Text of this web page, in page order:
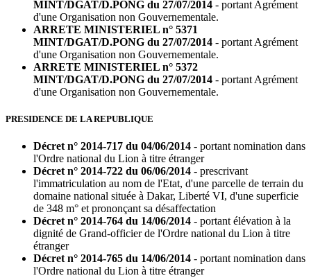
MINT/DGAT/D.PONG du 27/07/2014 - portant Agrément
d'une Organisation non Gouvernementale.
ARRETE MINISTERIEL n° 5371
MINT/DGAT/D.PONG du 27/07/2014 - portant Agrément
d'une Organisation non Gouvernementale.
ARRETE MINISTERIEL n° 5372
MINT/DGAT/D.PONG du 27/07/2014 - portant Agrément
d'une Organisation non Gouvernementale.
PRESIDENCE DE LA REPUBLIQUE
Décret n° 2014-717 du 04/06/2014 - portant nomination dans
l'Ordre national du Lion à titre étranger
Décret n° 2014-722 du 06/06/2014 - prescrivant
l'immatriculation au nom de l'Etat, d'une parcelle de terrain du
domaine national située à Dakar, Liberté VI, d'une superficie
de 348 m° et prononçant sa désaffectation
Décret n° 2014-764 du 14/06/2014 - portant élévation à la
dignité de Grand-officier de l'Ordre national du Lion à titre
étranger
Décret n° 2014-765 du 14/06/2014 - portant nomination dans
l'Ordre national du Lion à titre étranger